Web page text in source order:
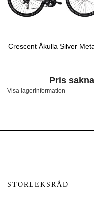
Crescent Åkulla Silver
Pris
Visa lagerinformation
STORLEKSRÅD